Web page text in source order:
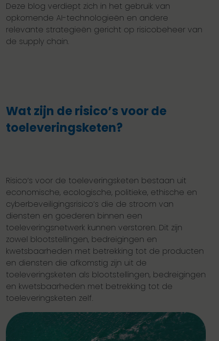
Deze blog verdiept zich in het gebruik van
opkomende AI-technologieën en andere
relevante strategieën gericht op risicobeheer van
de supply chain.
Wat zijn de risico’s voor de
toeleveringsketen?
Risico’s voor de toeleveringsketen bestaan uit
economische, ecologische, politieke, ethische en
cyberbeveiligingsrisico’s die de stroom van
diensten en goederen binnen een
toeleveringsnetwerk kunnen verstoren. Dit zijn
zowel blootstellingen, bedreigingen en
kwetsbaarheden met betrekking tot de producten
en diensten die afkomstig zijn uit de
toeleveringsketen als blootstellingen, bedreigingen
en kwetsbaarheden met betrekking tot de
toeleveringsketen zelf.